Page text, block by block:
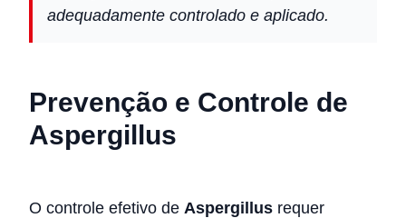
adequadamente controlado e aplicado.
Prevenção e Controle de
Aspergillus
O controle efetivo de Aspergillus requer